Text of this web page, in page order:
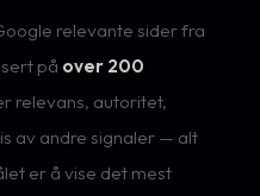
relevante sider fra
på over 200
relevans, autoritet,
av andre signaler — alt
er å vise det mest